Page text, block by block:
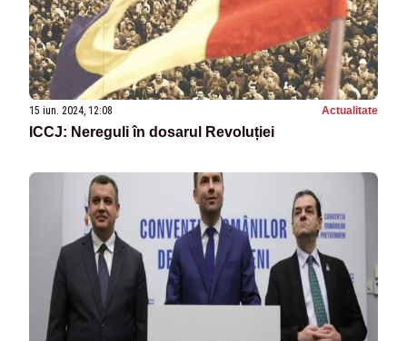
15 iun. 2024, 12:08 Actualitate
ICCJ: Nereguli în dosarul Revoluției